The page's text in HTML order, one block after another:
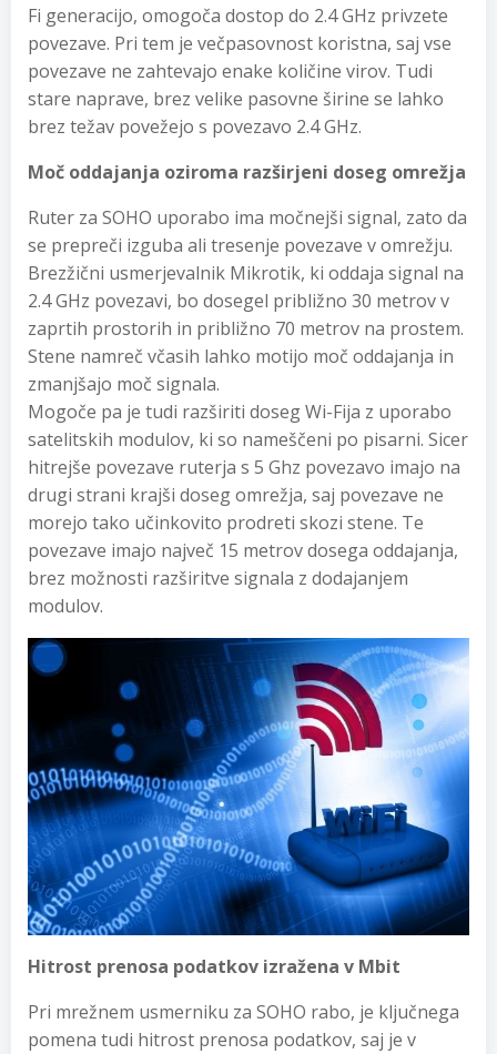
Fi generacijo, omogoča dostop do 2.4 GHz privzete
povezave. Pri tem je večpasovnost koristna, saj vse
povezave ne zahtevajo enake količine virov. Tudi
stare naprave, brez velike pasovne širine se lahko
brez težav povežejo s povezavo 2.4 GHz.
Moč oddajanja oziroma razširjeni doseg omrežja
Ruter za SOHO uporabo ima močnejši signal, zato da
se prepreči izguba ali tresenje povezave v omrežju.
Brezžični usmerjevalnik Mikrotik, ki oddaja signal na
2.4 GHz povezavi, bo dosegel približno 30 metrov v
zaprtih prostorih in približno 70 metrov na prostem.
Stene namreč včasih lahko motijo moč oddajanja in
zmanjšajo moč signala.
Mogoče pa je tudi razširiti doseg Wi-Fija z uporabo
satelitskih modulov, ki so nameščeni po pisarni. Sicer
hitrejše povezave ruterja s 5 Ghz povezavo imajo na
drugi strani krajši doseg omrežja, saj povezave ne
morejo tako učinkovito prodreti skozi stene. Te
povezave imajo največ 15 metrov dosega oddajanja,
brez možnosti razširitve signala z dodajanjem
modulov.
Hitrost prenosa podatkov izražena v Mbit
Pri mrežnem usmerniku za SOHO rabo, je ključnega
pomena tudi hitrost prenosa podatkov, saj je v